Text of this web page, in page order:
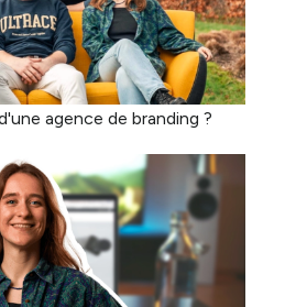
agence de branding ?